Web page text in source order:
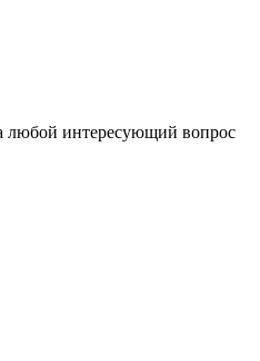
любой интересующий вопрос